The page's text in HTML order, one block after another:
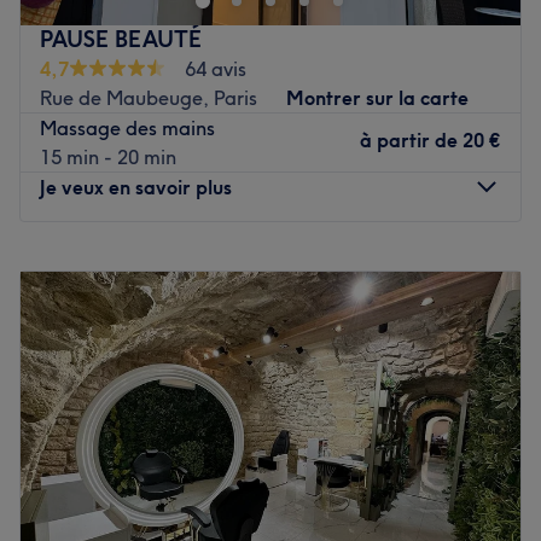
idéal pour se ressourcer en toute intimité, à l’abris de
l’agitation parisienne.
Transports publics les plus proches :
L'institut est situé'entre les arrêts de métro Louvre -
Rivoli et Châtelet - Les Halles.
L’équipe :
Sarah et son équipe, qui vous conseillent et prennent le
L’atmosphère :'Luxe, calme et volupté sont sûrement les
mots les plus adéquats pour décrire la Maison Albar
Hotel Le Pont-Neuf. Ce lieu est un appel à la détente.
Sa décoration raffinée vous transporte et vous place
dans les meilleures conditions pour profiter de l’un des
nombreux soins proposés par l’équipe. Le style épuré des
cabines est apaisant : vous voilà dans l’environnement
l’idéal pour vous déconnecter totalement le temps d’un
massage, d’un soin du corps ou du visage.
PAUSE BEAUTÉ
4,7
64 avis
Rue de Maubeuge, Paris
Montrer sur la carte
Massage des mains
15 min - 20 min
à partir de 20 €
Je veux en savoir plus
Mardi
10:00–20:00
Mercredi
10:00 –20:00
Jeudi
10:00–20:00
Vendredi
10:00–20:00
Samedi
10:00–20:00
Dimanche
10:00– 20:00
PAUSE BEAUTÉ est un institut de beauté installé dans le
9e arrondissement de Paris. Profitez d'un moment rien